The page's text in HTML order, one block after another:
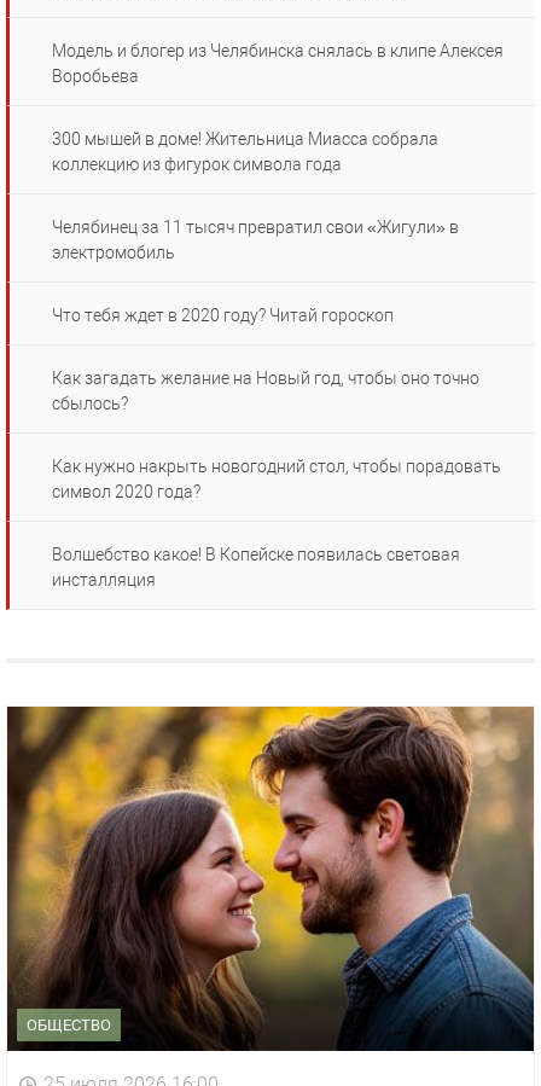
Модель и блогер из Челябинска снялась в клипе Алексея
Воробьева
300 мышей в доме! Жительница Миасса собрала
коллекцию из фигурок символа года
Челябинец за 11 тысяч превратил свои «Жигули» в
электромобиль
Что тебя ждет в 2020 году? Читай гороскоп
Как загадать желание на Новый год, чтобы оно точно
сбылось?
Как нужно накрыть новогодний стол, чтобы порадовать
символ 2020 года?
Волшебство какое! В Копейске появилась световая
инсталляция
ОБЩЕСТВО